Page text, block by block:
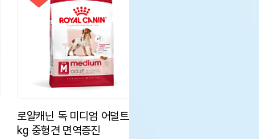
로얄캐닌 독 미디엄 어덜트 10
kg 중형견 면역증진